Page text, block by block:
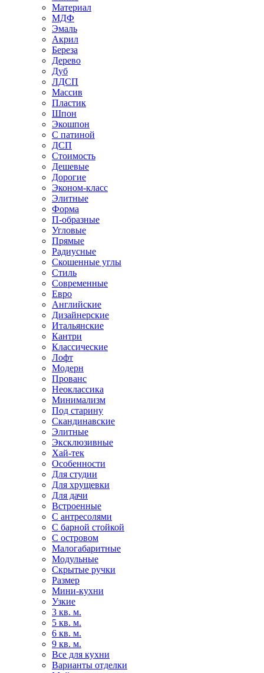
Материал
МДФ
Эмаль
Акрил
Береза
Дерево
Дуб
ЛДСП
Массив
Пластик
Шпон
Экошпон
С патиной
ДСП
Стоимость
Дешевые
Дорогие
Эконом-класс
Элитные
Форма
П-образные
Угловые
Прямые
Радиусные
Скошенные углы
Стиль
Современные
Евро
Английские
Дизайнерские
Итальянские
Кантри
Классические
Лофт
Модерн
Прованс
Неоклассика
Минимализм
Под старину
Скандинавские
Элитные
Эксклюзивные
Хай-тек
Особенности
Для студии
Для хрущевки
Для дачи
Встроенные
С антресолями
С барной стойкой
С островом
Малогабаритные
Модульные
Скрытые ручки
Размер
Мини-кухни
Узкие
3 кв. м.
5 кв. м.
6 кв. м.
9 кв. м.
Все для кухни
Варианты отделки